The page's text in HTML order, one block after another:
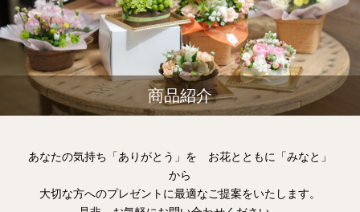
商品紹介
あなたの気持ち「ありがとう」を お花とともに「みなと」
から
大切な方へのプレゼントに最適なご提案をいたします。